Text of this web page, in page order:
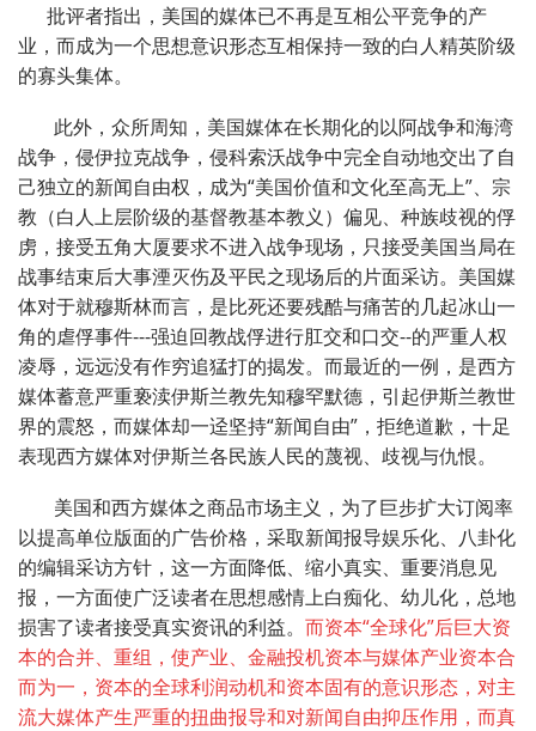
批评者指出，美国的媒体已不再是互相公平竞争的产
业，而成为一个思想意识形态互相保持一致的白人精英阶级
的寡头集体。
此外，众所周知，美国媒体在长期化的以阿战争和海湾
战争，侵伊拉克战争，侵科索沃战争中完全自动地交出了自
己独立的新闻自由权，成为“美国价值和文化至高无上”、宗
教（白人上层阶级的基督教基本教义）偏见、种族歧视的俘
虏，接受五角大厦要求不进入战争现场，只接受美国当局在
战事结束后大事湮灭伤及平民之现场后的片面采访。美国媒
体对于就穆斯林而言，是比死还要残酷与痛苦的几起冰山一
角的虐俘事件---强迫回教战俘进行肛交和口交--的严重人权
凌辱，远远没有作穷追猛打的揭发。而最近的一例，是西方
媒体蓄意严重亵渎伊斯兰教先知穆罕默德，引起伊斯兰教世
界的震怒，而媒体却一迳坚持“新闻自由”，拒绝道歉，十足
表现西方媒体对伊斯兰各民族人民的蔑视、歧视与仇恨。
美国和西方媒体之商品市场主义，为了巨步扩大订阅率
以提高单位版面的广告价格，采取新闻报导娱乐化、八卦化
的编辑采访方针，这一方面降低、缩小真实、重要消息见
报，一方面使广泛读者在思想感情上白痴化、幼儿化，总地
损害了读者接受真实资讯的利益。 而资本“全球化”后巨大资
本的合并、重组，使产业、金融投机资本与媒体产业资本合
而为一，资本的全球利润动机和资本固有的意识形态，对主
流大媒体产生严重的扭曲报导和对新闻自由抑压作用，而真